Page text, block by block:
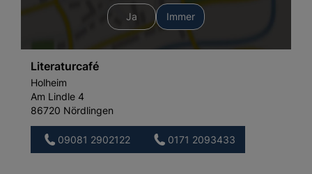
Ja Immer
Literaturcafé
Holheim
Am Lindle 4
86720 Nördlingen
09081 2902122 0171 2093433